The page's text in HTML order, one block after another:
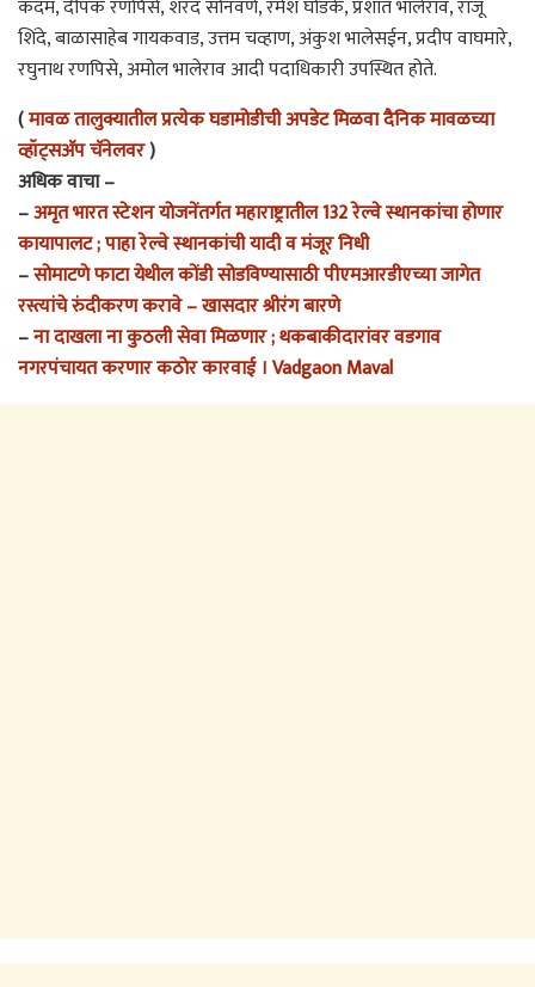
कदम, दीपक रणपिसे, शरद सोनवणे, रमेश घोडके, प्रशांत भालेराव, राजू
शिंदे, बाळासाहेब गायकवाड, उत्तम चव्हाण, अंकुश भालेसईन, प्रदीप वाघमारे,
रघुनाथ रणपिसे, अमोल भालेराव आदी पदाधिकारी उपस्थित होते.
(मावळ तालुक्यातील प्रत्येक घडामोडीची अपडेट मिळवा दैनिक मावळच्या
व्हॉट्सअ‍ॅप चॅनेलवर)
अधिक वाचा –
–अमृत भारत स्टेशन योजनेंतर्गत महाराष्ट्रातील 132 रेल्वे स्थानकांचा होणार
कायापालट ; पाहा रेल्वे स्थानकांची यादी व मंजूर निधी
–सोमाटणे फाटा येथील कोंडी सोडविण्यासाठी पीएमआरडीएच्या जागेत
रस्त्यांचे रुंदीकरण करावे – खासदार श्रीरंग बारणे
–ना दाखला ना कुठली सेवा मिळणार ; थकबाकीदारांवर वडगाव
नगरपंचायत करणार कठोर कारवाई । Vadgaon Maval